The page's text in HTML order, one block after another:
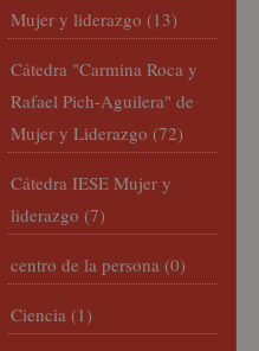
Mujer y liderazgo (13)
Cátedra "Carmina Roca y
Rafael Pich-Aguilera" de
Mujer y Liderazgo (72)
Cátedra IESE Mujer y
liderazgo (7)
centro de la persona (0)
Ciencia (1)